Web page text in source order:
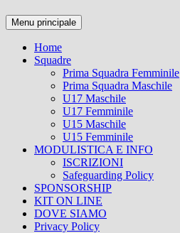
Cerca
Menu principale
Home
Squadre
Prima Squadra Femminile
Prima Squadra Maschile
U17 Maschile
U17 Femminile
U15 Maschile
U15 Femminile
MODULISTICA E INFO
ISCRIZIONI
Safeguarding Policy
SPONSORSHIP
KIT ON LINE
DOVE SIAMO
Privacy Policy